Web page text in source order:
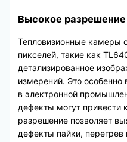
Высокое разрешение
Тепловизионные камеры
пикселей, такие как
детализированное
измерений. Это особенно
в электронной
дефекты могут привести
разрешение позволяет
дефекты пайки, перегрев